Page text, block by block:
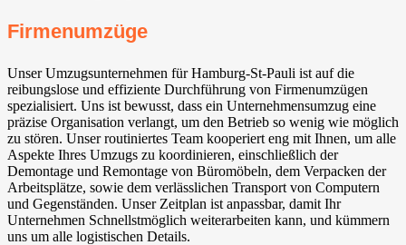
Firmenumzüge
Unser Umzugsunternehmen für Hamburg-St-Pauli ist auf die
reibungslose und effiziente Durchführung von Firmenumzügen
spezialisiert. Uns ist bewusst, dass ein Unternehmensumzug eine
präzise Organisation verlangt, um den Betrieb so wenig wie möglich
zu stören. Unser routiniertes Team kooperiert eng mit Ihnen, um alle
Aspekte Ihres Umzugs zu koordinieren, einschließlich der
Demontage und Remontage von Büromöbeln, dem Verpacken der
Arbeitsplätze, sowie dem verlässlichen Transport von Computern
und Gegenständen. Unser Zeitplan ist anpassbar, damit Ihr
Unternehmen Schnellstmöglich weiterarbeiten kann, und kümmern
uns um alle logistischen Details.